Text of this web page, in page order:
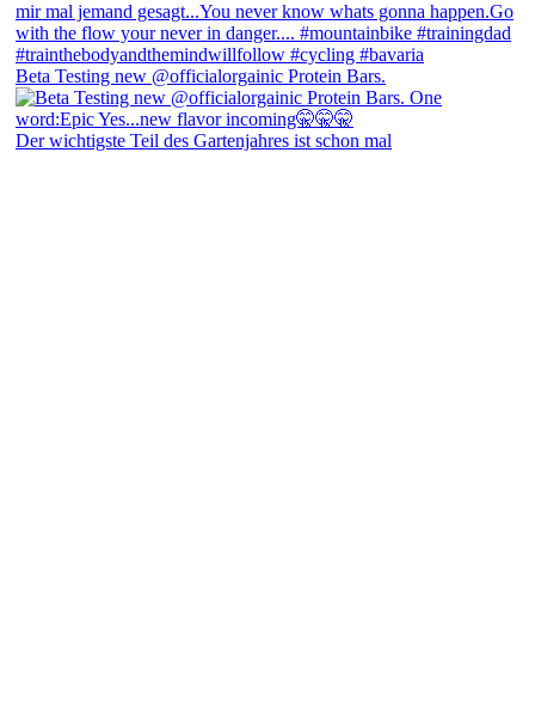
Beta Testing new @officialorgainic Protein Bars.
Der wichtigste Teil des Gartenjahres ist schon mal